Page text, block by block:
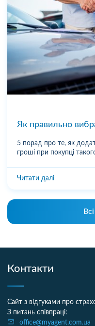
Як правильно
5 порад про те, як
гроші при покупці
Читати далі
Контакти
Сайт з відгуками про
З питань співпраці:
office@myagent.com.ua